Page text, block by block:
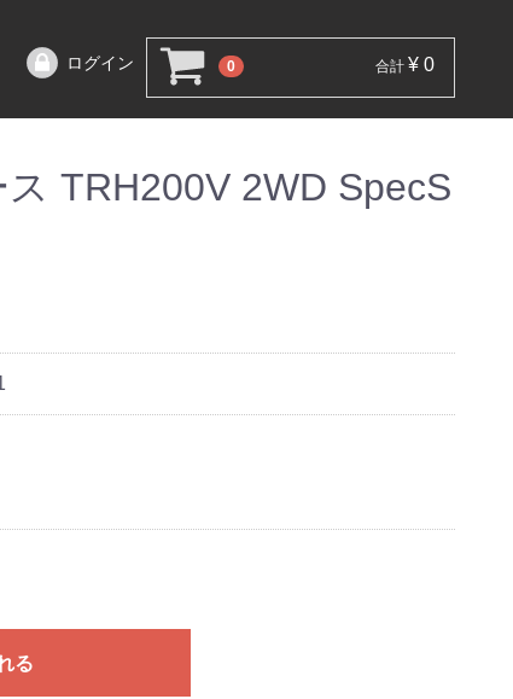
0 合計 ¥ 0
ログイン
TRH200V 2WD SpecS
る